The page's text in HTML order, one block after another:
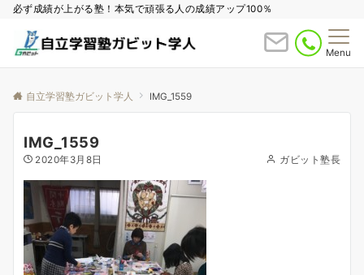
必ず成績が上がる塾！本気で頑張る人の成績アップ100％
Menu
自立学習塾ガビット学人 IMG_1559
IMG_1559
2020年3月8日 ガビット塾長